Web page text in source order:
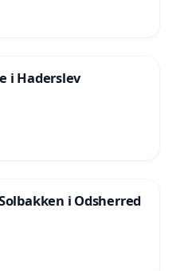
i Haderslev
i Odsherred